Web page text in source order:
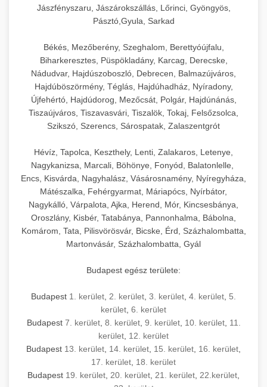
Jászfényszaru, Jászárokszállás, Lőrinci, Gyöngyös,
Pásztó,Gyula, Sarkad
Békés, Mezőberény, Szeghalom, Berettyóújfalu,
Biharkeresztes, Püspökladány, Karcag, Derecske,
Nádudvar, Hajdúszoboszló, Debrecen, Balmazújváros,
Hajdúböszörmény, Téglás, Hajdúhadház, Nyíradony,
Újfehértó, Hajdúdorog, Mezőcsát, Polgár, Hajdúnánás,
Tiszaújváros, Tiszavasvári, Tiszalök, Tokaj, Felsőzsolca,
Szikszó, Szerencs, Sárospatak, Zalaszentgrót
Hévíz, Tapolca, Keszthely, Lenti, Zalakaros, Letenye,
Nagykanizsa, Marcali, Böhönye, Fonyód, Balatonlelle,
Encs, Kisvárda, Nagyhalász, Vásárosnamény, Nyíregyháza,
Mátészalka, Fehérgyarmat, Máriapócs, Nyírbátor,
Nagykálló, Várpalota, Ajka, Herend, Mór, Kincsesbánya,
Oroszlány, Kisbér, Tatabánya, Pannonhalma, Bábolna,
Komárom, Tata, Pilisvörösvár, Bicske, Érd, Százhalombatta,
Martonvásár, Százhalombatta, Gyál
Budapest egész területe:
Budapest 1. kerület 2. kerület 3. kerület 4. kerület 5.
kerület 6. kerület
Budapest 7. kerület, 8. kerület, 9. kerület, 10. kerület, 11.
kerület 12. kerület
Budapest 13. kerület 14. kerület 15. kerület 16. kerület
17. kerület 18. kerület
Budapest 19. kerület 20. kerület 21. kerület 22.kerület